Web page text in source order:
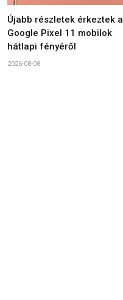
Újabb részletek érkeztek a
Google Pixel 11 mobilok
hátlapi fényéről
2026-08-08